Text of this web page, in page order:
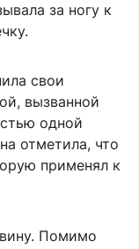
за ногу к
свои
вызванной
одной
отметила, что
применял к
Помимо